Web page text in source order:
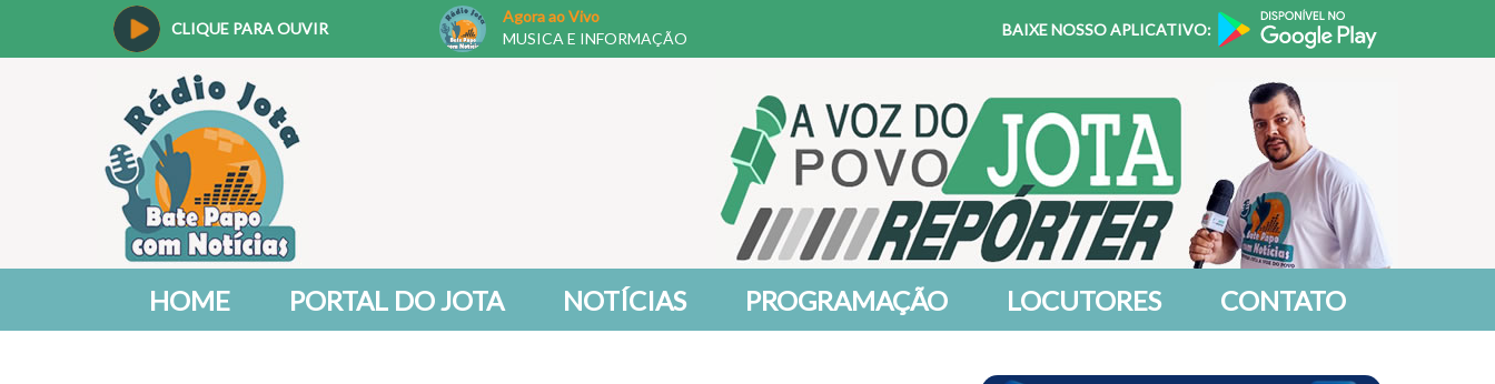
CLIQUE PARA OUVIR
Agora ao Vivo
MUSICA E INFORMAÇÃO
BAIXE NOSSO APLICATIVO:
HOME PORTAL DO JOTA NOTÍCIAS PROGRAMAÇÃO LOCUTORES CONTATO